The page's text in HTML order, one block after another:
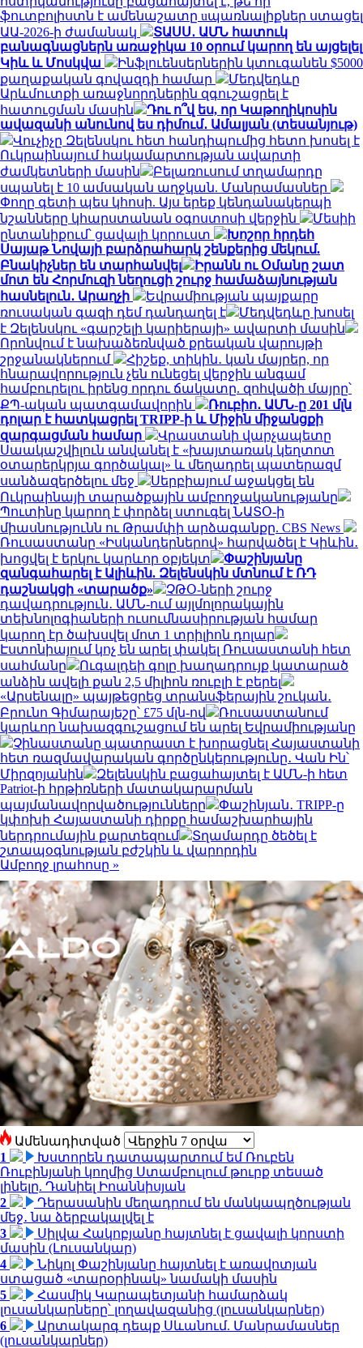
ֆուտբոլիստն է ամենաշատը uպառնալիքներ ստացել
ԱԱ-2026-ի ժամանակ
ՏԱՍՍ․ ԱՄՆ հատուկ
բանագնացներն առաջիկա 10 օրում կարող են այցելել
Կիև և Մոսկվա
Ինֆլուենսերներին կտուգանեն $5000
քաղաքական գովազդի համար
Մեդվեդևը
Արևմուտքի առաջնորդներին զգուշացրել է
հատուցման մասին
Դու ո՞վ ես, որ Կաթողիկոսին
ավազանի անունով ես դիմում․ Ամալյան (տեսանյութ)
Վուչիչը Զելենսկու հետ հանդիպումից հետո խոսել է
Ուկրաինայում հակամարտության ավարտի
ժամկետների մասին
Բելառուսում տղամարդը
սպանել է 10 ամսական աղջկան. Մանրամասներ
Փողը գետի պես կհոսի. Այս երեք կենդանակերպի
նշանները կհարստանան օգոստոսի վերջին
Մեսիի
ընտանիքում՝ ցավալի կորուստ
Խոշոր հրդեհ
Սայաթ Նովայի բարձրահարկ շենքերից մեկում.
Բնակիչներ են տարհանվել
Իրանն ու Օմանը շատ
մոտ են Հորմուզի նեղուցի շուրջ համաձայնության
հասնելուն․ Արաղչի
Եվրամիության պայքարը
ռուսական գազի դեմ դանդաղել է
Մեդվեդևը խոսել
է Զելենսկու «գարշելի կարիերայի» ավարտի մասին
Որոնվում է նախաձեռնված քրեական վարույթի
շրջանակներում
Հիշեք, տիկին․ կան մայրեր, որ
հնարավորություն չեն ունեցել վերջին անգամ
համբուրելու իրենց որդու ճակատը. զոհվածի մայրը՝
ՔՊ-ական պատգամավորին
Ռուբիո․ ԱՄՆ-ը 201 մլն
դոլար է հատկացրել TRIPP-ի և Միջին միջանցքի
զարգացման համար
Վրաստանի վարչապետը
Սաակաշվիլուն անվանել է «խայտառակ կեղտոտ
օտարերկրյա գործակալ» և մեղադրել պատերազմ
սանձազերծելու մեջ
Սերբիայում աջակցել են
Ուկրաինայի տարածքային ամբողջականությանը
Պուտինը կարող է փորձել ստուգել ՆԱՏՕ-ի
միասնությունն ու Թրամփի արձագանքը. CBS News
Ռուսաստանը «Իսկանդերներով» հարվածել է Կիևին․
խոցվել է երկու կարևոր օբյեկտ
Փաշինյանը
զանգահարել է Ալիևին. Զելենսկին մտնում է ՌԴ
դաշնակցի «տարածք»
ՉԹՕ-ների շուրջ
դավադրություն․ ԱՄՆ-ում այլմոլորակային
տեխնոլոգիաների ուսումնասիրության համար
կարող էր ծախսվել մոտ 1 տրիլիոն դոլար
Էստոնիայում կոչ են արել փակել Ռուսաստանի հետ
սահմանը
Ուգալդեի գոլը խաղադրույք կատարած
անձին ավելի քան 2,5 միլիոն ռուբլի է բերել
«Արսենալը» պայթեցրեց տրանսֆերային շուկան․
Բրունո Գիմարայեշը՝ £75 մլն-ով
Ռուսաստանում
կարևոր նախազգուշացում են արել Եվրամիությանը
Չինաստանը պատրաստ է խորացնել Հայաստանի
հետ ռազմավարական գործընկերությունը․ Վան Ին՝
Միրզոյանին
Զելենսկին բացահայտել է ԱՄՆ-ի հետ
Patriot-ի հրթիռների մատակարարման
պայմանավորվածությունները
Փաշինյան․ TRIPP-ը
կփոխի Հայաստանի դիրքը համաշխարհային
ներդրումային քարտեզում
Տղամարդը ծեծել է
շտապօգնության բժշկին և վարորդին
Ամբողջ լրահոսը »
Ամենադիտված
1
Խստորեն դատապարտում եմ Ռուբեն
Ռուբինյանի կողմից Ստամբուլում թուրք տեսած
լինելը. Դանիել Իոաննիսյան
2
Դերասանին մեղադրում են մանկապղծության
մեջ․ նա ձերբակալվել է
3
Սիլվա Հակոբյանը հայտնել է ցավալի կորստի
մասին (Լուսանկար)
4
Նիկոլ Փաշինյանը հայտնել է առավոտյան
ստացած «տարօրինակ» նամակի մասին
5
Հասմիկ Կարապետյանի համարձակ
լուսանկարները՝ լողավազանից (լուսանկարներ)
6
Արտակարգ դեպք Սևանում. Մանրամասներ
(լուսանկարներ)